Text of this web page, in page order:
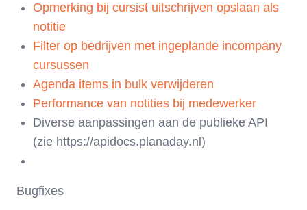
Opmerking bij cursist uitschrijven opslaan als
notitie
Filter op bedrijven met ingeplande incompany
cursussen
Agenda items in bulk verwijderen
Performance van notities bij medewerker
Diverse aanpassingen aan de publieke API
(zie https://apidocs.planaday.nl)
Bugfixes